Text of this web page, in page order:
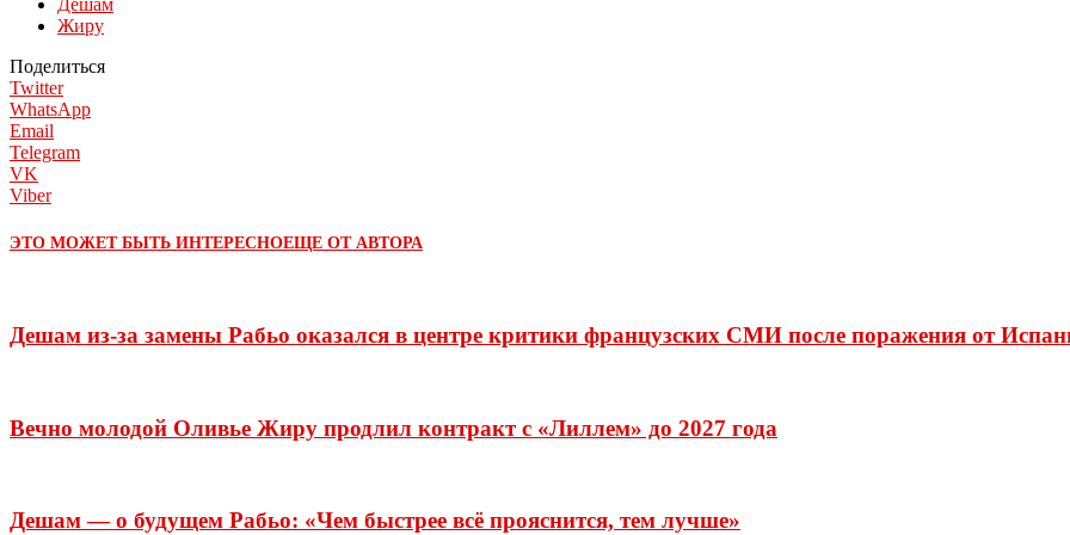
Жиру
Поделиться
Twitter
WhatsApp
Email
Telegram
VK
Viber
ЭТО МОЖЕТ БЫТЬ ИНТЕРЕСНОЕЩЕ ОТ АВТОРА
Дешам из-за замены Рабьо оказался в центре критики французских СМИ после поражения от
Вечно молодой Оливье Жиру продлил контракт с «Лиллем» до 2027 года
Дешам — о будущем Рабьо: «Чем быстрее всё прояснится, тем лучше»